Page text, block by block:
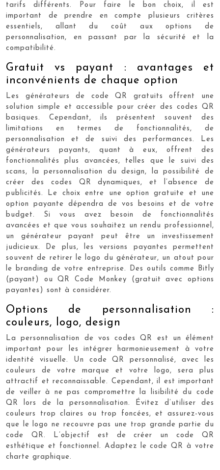
tarifs différents. Pour faire le bon choix, il est
important de prendre en compte plusieurs critères
essentiels, allant du coût aux options de
personnalisation, en passant par la sécurité et la
compatibilité.
Gratuit vs payant : avantages et
inconvénients de chaque option
Les générateurs de code QR gratuits offrent une
solution simple et accessible pour créer des codes QR
basiques. Cependant, ils présentent souvent des
limitations en termes de fonctionnalités, de
personnalisation et de suivi des performances. Les
générateurs payants, quant à eux, offrent des
fonctionnalités plus avancées, telles que le suivi des
scans, la personnalisation du design, la possibilité de
créer des codes QR dynamiques, et l’absence de
publicités. Le choix entre une option gratuite et une
option payante dépendra de vos besoins et de votre
budget. Si vous avez besoin de fonctionnalités
avancées et que vous souhaitez un rendu professionnel,
un générateur payant peut être un investissement
judicieux. De plus, les versions payantes permettent
souvent de retirer le logo du générateur, un atout pour
le branding de votre entreprise. Des outils comme Bitly
(payant) ou QR Code Monkey (gratuit avec options
payantes) sont à considérer.
Options de personnalisation :
couleurs, logo, design
La personnalisation de vos codes QR est un élément
important pour les intégrer harmonieusement à votre
identité visuelle. Un code QR personnalisé, avec les
couleurs de votre marque et votre logo, sera plus
attractif et reconnaissable. Cependant, il est important
de veiller à ne pas compromettre la lisibilité du code
QR lors de la personnalisation. Évitez d’utiliser des
couleurs trop claires ou trop foncées, et assurez-vous
que le logo ne recouvre pas une trop grande partie du
code QR. L’objectif est de créer un code QR
esthétique et fonctionnel. Adaptez le code QR à votre
charte graphique.